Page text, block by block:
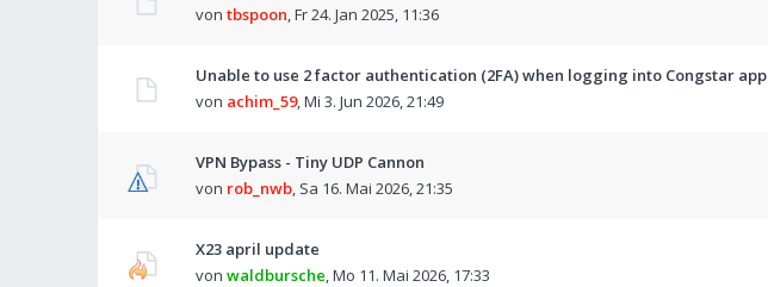
von tbspoon,Fr 24. Jan 2025, 11:36
Unable to use 2 factor authentication (2FA) when logging into Congstar app
von achim_59,Mi 3. Jun 2026, 21:49
VPN Bypass - Tiny UDP Cannon
von rob_nwb, Sa 16. Mai 2026, 21:35
X23 april update
von waldbursche,Mo 11. Mai 2026, 17:33